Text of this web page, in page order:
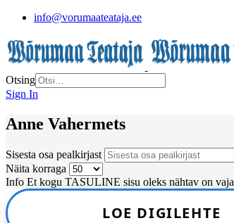
info@vorumaateataja.ee
Otsing
Sign In
Anne Vahermets
Sisesta osa pealkirjast
Näita korraga
Info Et kogu TASULINE sisu oleks nähtav on vaja
LOE DIGILEHTE